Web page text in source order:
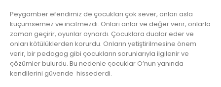
Peygamber efendimiz de çocukları çok sever, onları asla
küçümsemez ve incitmezdi. Onları anlar ve değer verir, onlarla
zaman geçirir, oyunlar oynardı. Çocuklara dualar eder ve
onları kötülüklerden korurdu. Onların yetiştirilmesine önem
verir, bir pedagog gibi çocukların sorunlarıyla ilgilenir ve
çözümler bulurdu. Bu nedenle çocuklar O’nun yanında
kendilerini güvende hissederdi.